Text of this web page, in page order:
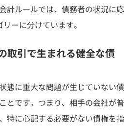
計ルールでは、債務者の状況に応
ーに分けています。
取引で生まれる健全な債
態に重大な問題が生じていない債
とです。つまり、相手の会社が普
特に心配する必要がない債権を指